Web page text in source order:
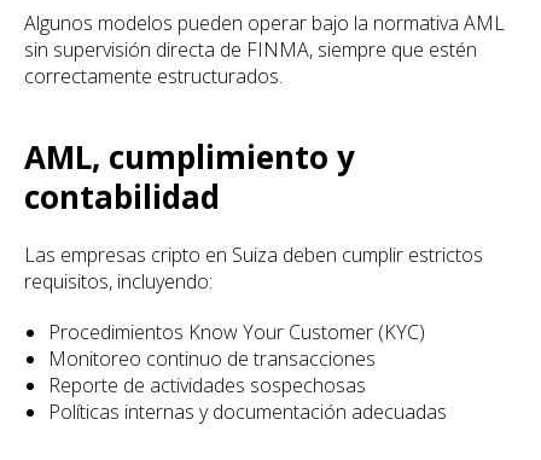
Algunos modelos pueden operar bajo la normativa AML
sin supervisión directa de FINMA, siempre que estén
correctamente estructurados.
AML, cumplimiento y
contabilidad
Las empresas cripto en Suiza deben cumplir estrictos
requisitos, incluyendo:
Procedimientos Know Your Customer (KYC)
Monitoreo continuo de transacciones
Reporte de actividades sospechosas
Políticas internas y documentación adecuadas